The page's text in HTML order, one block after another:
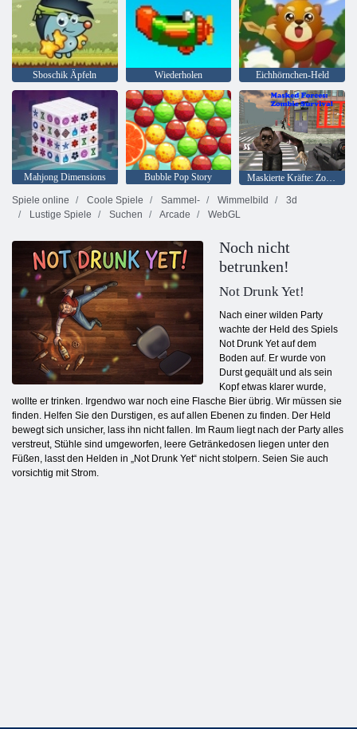
Sboschik Äpfeln Wiederholen Eichhörnchen-Held
Mahjong Dimensions Bubble Pop Story
Maskierte Kräfte: Zombie-Überleben
Spiele online
Coole Spiele Sammel- Wimmelbild
3d
Lustige Spiele
Suchen Arcade WebGL
Noch nicht
betrunken!
Not Drunk Yet!
Nach einer wilden Party
wachte der Held des Spiels
Not Drunk Yet auf dem
Boden auf. Er wurde von
Durst gequält und als sein
Kopf etwas klarer wurde,
wollte er trinken. Irgendwo war noch eine Flasche Bier übrig. Wir müssen sie
finden. Helfen Sie den Durstigen, es auf allen Ebenen zu finden. Der Held
bewegt sich unsicher, lass ihn nicht fallen. Im Raum liegt nach der Party alles
verstreut, Stühle sind umgeworfen, leere Getränkedosen liegen unter den
Füßen, lasst den Helden in „Not Drunk Yet“ nicht stolpern. Seien Sie auch
vorsichtig mit Strom.